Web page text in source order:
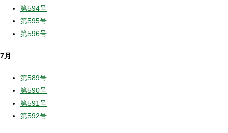
第594号
第595号
第596号
7月
第589号
第590号
第591号
第592号